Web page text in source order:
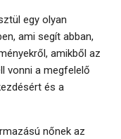
egy olyan
ami segít abban,
amikből az
vonni a megfelelő
és a
nőnek az